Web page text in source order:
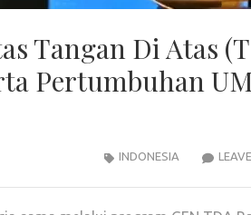
Tangan Di Atas
Pertumbuhan
INDONESIA